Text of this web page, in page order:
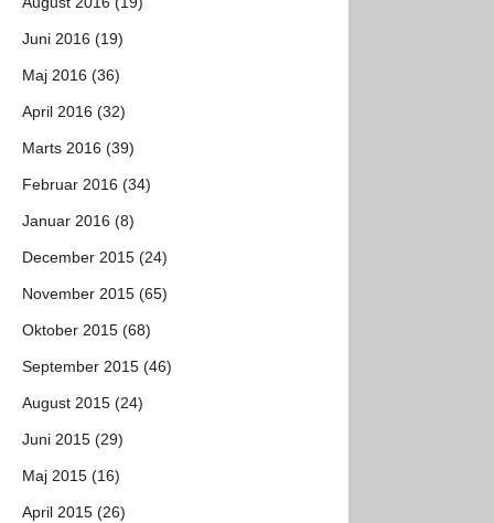
Juni 2016 (19)
Maj 2016 (36)
April 2016 (32)
Marts 2016 (39)
Februar 2016 (34)
Januar 2016 (8)
December 2015 (24)
November 2015 (65)
Oktober 2015 (68)
September 2015 (46)
August 2015 (24)
Juni 2015 (29)
Maj 2015 (16)
April 2015 (26)